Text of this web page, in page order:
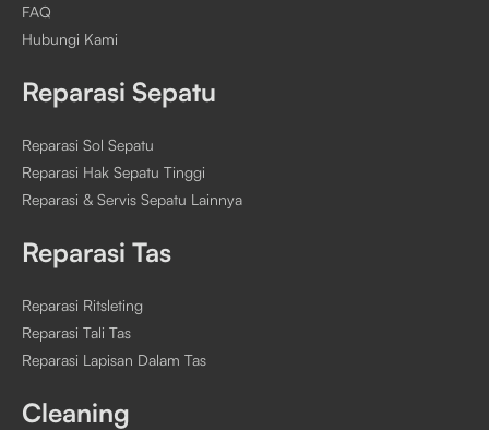
FAQ
Hubungi Kami
Reparasi Sepatu
Reparasi Sol Sepatu
Reparasi Hak Sepatu Tinggi
Reparasi & Servis Sepatu Lainnya
Reparasi Tas
Reparasi Ritsleting
Reparasi Tali Tas
Reparasi Lapisan Dalam Tas
Cleaning